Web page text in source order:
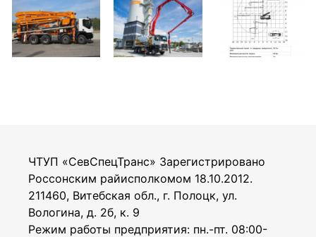
ЧТУП «СевСпецТранс» Зарегистрировано
Россонским райисполкомом 18.10.2012.
211460, Витебская обл., г. Полоцк, ул.
Вологина, д. 2б, к. 9
Режим работы предприятия: пн.-пт. 08:00-